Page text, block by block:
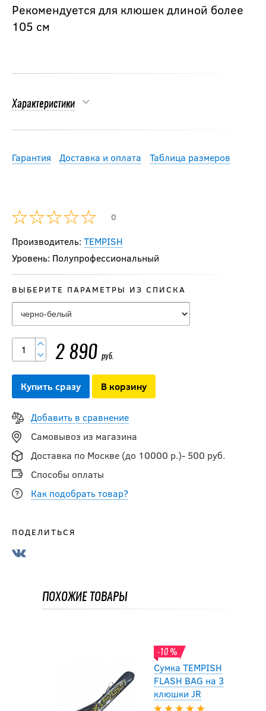
Рекомендуется для клюшек длиной более
105 см
Характеристики
Гарантия Доставка и оплата Таблица размеров
0
Производитель: TEMPISH
Уровень: Полупрофессиональный
ВЫБЕРИТЕ ПАРАМЕТРЫ ИЗ СПИСКА
2 890 руб.
Купить сразу В корзину
Добавить в сравнение
Самовывоз из магазина
Доставка по Москве (до 10000 р.)- 500 руб.
Способы оплаты
Как подобрать товар?
ПОДЕЛИТЬСЯ
ПОХОЖИЕ ТОВАРЫ
-10 %
Сумка TEMPISH
FLASH BAG на 3
клюшки JR